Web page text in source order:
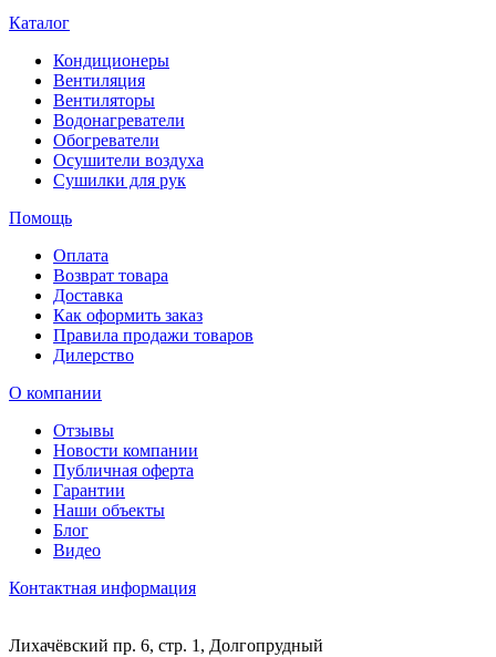
Каталог
Кондиционеры
Вентиляция
Вентиляторы
Водонагреватели
Обогреватели
Осушители воздуха
Сушилки для рук
Помощь
Оплата
Возврат товара
Доставка
Как оформить заказ
Правила продажи товаров
Дилерство
О компании
Отзывы
Новости компании
Публичная оферта
Гарантии
Наши объекты
Блог
Видео
Контактная информация
Лихачёвский пр. 6, стр. 1, Долгопрудный